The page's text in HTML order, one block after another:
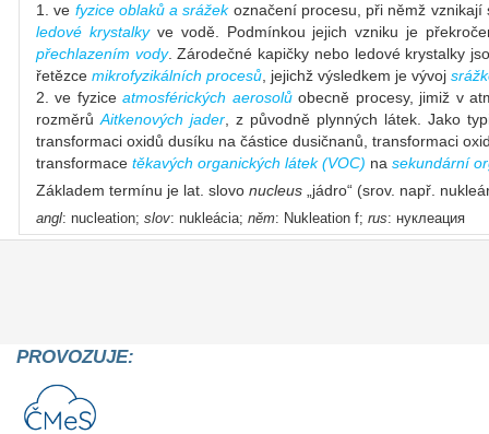
1. ve fyzice oblaků a srážekoznačení procesu, při němž
ledové krystalkyve vodě. Podmínkou jejich vzniku je
přechlazením vody. Zárodečné kapičky nebo ledové krystalky
řetězce mikrofyzikálních procesů , jejichž výsledkem je vývoj
2. ve fyziceatmosférických aerosolůobecně procesy, jimiž v
rozměrůAitkenových jader , z původně plynných látek. Jako
transformaci oxidů dusíku na částice dusičnanů, transformaci
transformace těkavých organických látek (VOC) na sekundární
Základem termínu je lat. slovo nucleus „jádro“ (srov. např.
angl: nucleation; slov: nukleácia; něm: Nukleation f; rus: нуклеация
PROVOZUJE: